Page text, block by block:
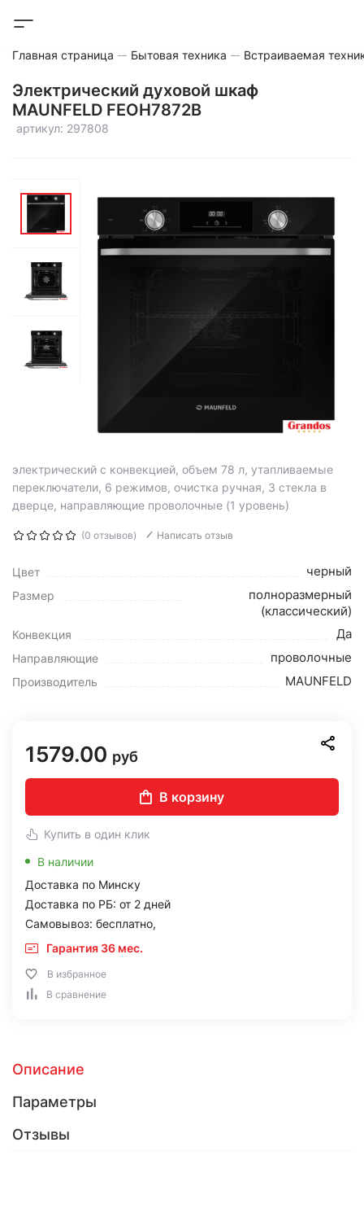
Главная страница Бытовая техника Встраиваемая
Электрический духовой шкаф
MAUNFELD FEOH7872B
артикул: 297808
электрический с конвекцией, объем 78 л, утапливаемые
переключатели, 6 режимов, очистка ручная, 3 стекла в
дверце, направляющие проволочные (1 уровень)
(0 отзывов) Написать отзыв
Цвет черный
Размер
полноразмерный
(классический)
Конвекция Да
Направляющие проволочные
Производитель MAUNFELD
1579.00 руб
В корзину
Купить в один клик
В наличии
Доставка по Минску
Доставка по РБ: от 2 дней
Самовывоз: бесплатно,
Гарантия 36 мес.
В избранное
В сравнение
Описание
Параметры
Отзывы